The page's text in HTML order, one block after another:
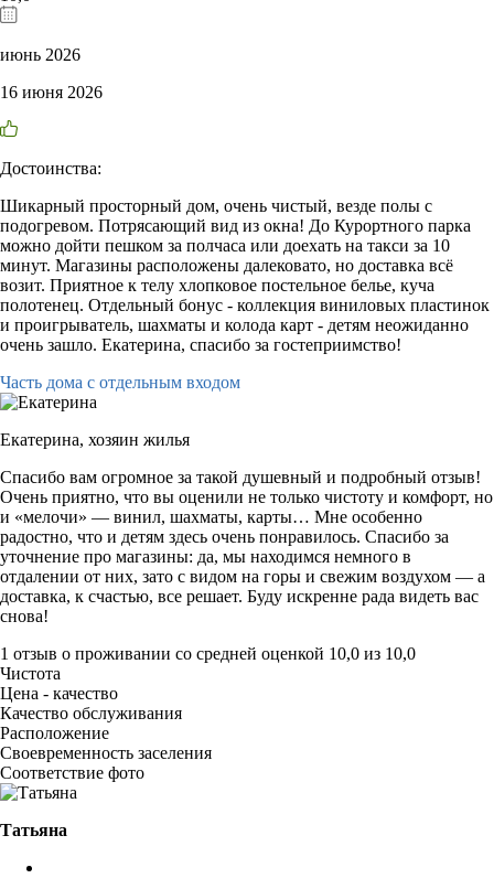
июнь 2026
16 июня 2026
Достоинства:
Шикарный просторный дом, очень чистый, везде полы с
подогревом. Потрясающий вид из окна! До Курортного парка
можно дойти пешком за полчаса или доехать на такси за 10
минут. Магазины расположены далековато, но доставка всё
возит. Приятное к телу хлопковое постельное белье, куча
полотенец. Отдельный бонус - коллекция виниловых пластинок
и проигрыватель, шахматы и колода карт - детям неожиданно
очень зашло. Екатерина, спасибо за гостеприимство!
Часть дома с отдельным входом
Екатерина, хозяин жилья
Спасибо вам огромное за такой душевный и подробный отзыв!
Очень приятно, что вы оценили не только чистоту и комфорт, но
и «мелочи» — винил, шахматы, карты… Мне особенно
радостно, что и детям здесь очень понравилось. Спасибо за
уточнение про магазины: да, мы находимся немного в
отдалении от них, зато с видом на горы и свежим воздухом — а
доставка, к счастью, все решает. Буду искренне рада видеть вас
снова!
1 отзыв о проживании со средней оценкой 10,0 из 10,0
Чистота
Цена - качество
Качество обслуживания
Расположение
Своевременность заселения
Соответствие фото
Татьяна